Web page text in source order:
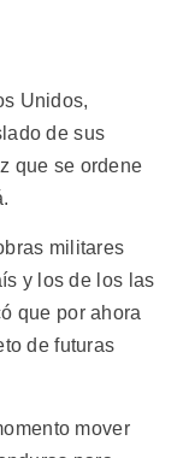
Unidos,
de sus
que se ordene
militares
y los de los las
que por ahora
de futuras
mover